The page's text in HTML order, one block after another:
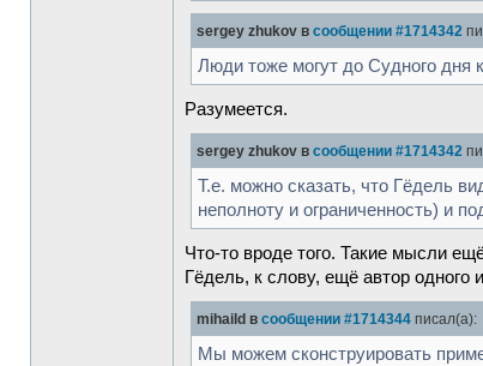
sergey zhukov в сообщении #1714342
Люди тоже могут до Судного дня
Разумеется.
sergey zhukov в сообщении #1714342
Т.е. можно сказать, что Гёдель
неполноту и ограниченность) и
Что-то вроде того. Такие мысли
Гёдель, к слову, ещё автор одного
mihaild в сообщении #1714344 писал(а):
Мы можем сконструировать